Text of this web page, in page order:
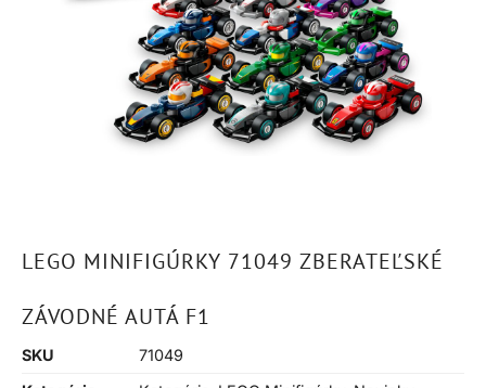
LEGO MINIFIGÚRKY 71049 ZBERATEĽSKÉ
ZÁVODNÉ AUTÁ F1
SKU
71049